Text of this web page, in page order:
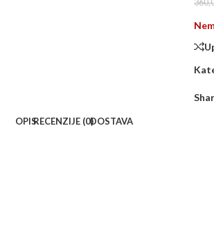
OPISRECENZIJE (0)DOSTAVA